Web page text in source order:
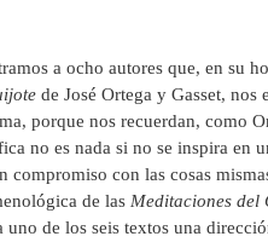
a ocho autores que, en su
de José Ortega y Gasset, nos
porque nos recuerdan, como
no es nada si no se inspira en
compromiso con las cosas
de las Meditaciones del
uno de los seis textos una